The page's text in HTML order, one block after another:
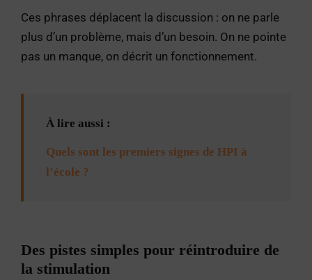
Ces phrases déplacent la discussion : on ne parle
plus d’un problème, mais d’un besoin. On ne pointe
pas un manque, on décrit un fonctionnement.
À lire aussi :
Quels sont les premiers signes de HPI à
l’école ?
Des pistes simples pour réintroduire de
la stimulation